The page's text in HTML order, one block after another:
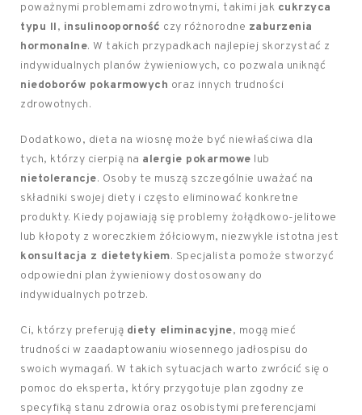
poważnymi problemami zdrowotnymi, takimi jak cukrzyca
typu II, insulinooporność czy różnorodne zaburzenia
hormonalne. W takich przypadkach najlepiej skorzystać z
indywidualnych planów żywieniowych, co pozwala uniknąć
niedoborów pokarmowych oraz innych trudności
zdrowotnych.
Dodatkowo, dieta na wiosnę może być niewłaściwa dla
tych, którzy cierpią na alergie pokarmowe lub
nietolerancje. Osoby te muszą szczególnie uważać na
składniki swojej diety i często eliminować konkretne
produkty. Kiedy pojawiają się problemy żołądkowo-jelitowe
lub kłopoty z woreczkiem żółciowym, niezwykle istotna jest
konsultacja z dietetykiem. Specjalista pomoże stworzyć
odpowiedni plan żywieniowy dostosowany do
indywidualnych potrzeb.
Ci, którzy preferują diety eliminacyjne, mogą mieć
trudności w zaadaptowaniu wiosennego jadłospisu do
swoich wymagań. W takich sytuacjach warto zwrócić się o
pomoc do eksperta, który przygotuje plan zgodny ze
specyfiką stanu zdrowia oraz osobistymi preferencjami